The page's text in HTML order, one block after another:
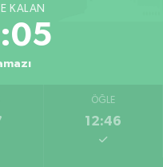
KALAN
ÖĞLE
12:46